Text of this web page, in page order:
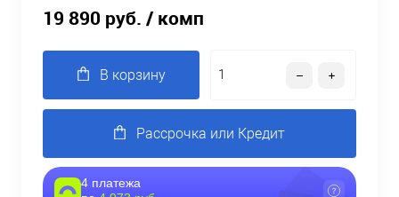
19 890 руб. / комп
В корзину
Рассрочка или Кредит
4 платежа